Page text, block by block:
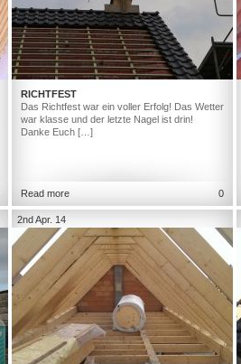
RICHTFEST
Das Richtfest war ein voller Erfolg! Das Wetter
war klasse und der letzte Nagel ist drin!
Danke Euch […]
Read more 0
2nd Apr. 14